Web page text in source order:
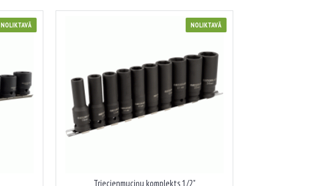
NOLIKTAVĀ NOLIKTAVĀ
Triecienmuciņu komplekts 1/2"